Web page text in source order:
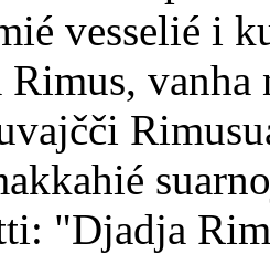
vesselié i
Rimus,
"Djadja